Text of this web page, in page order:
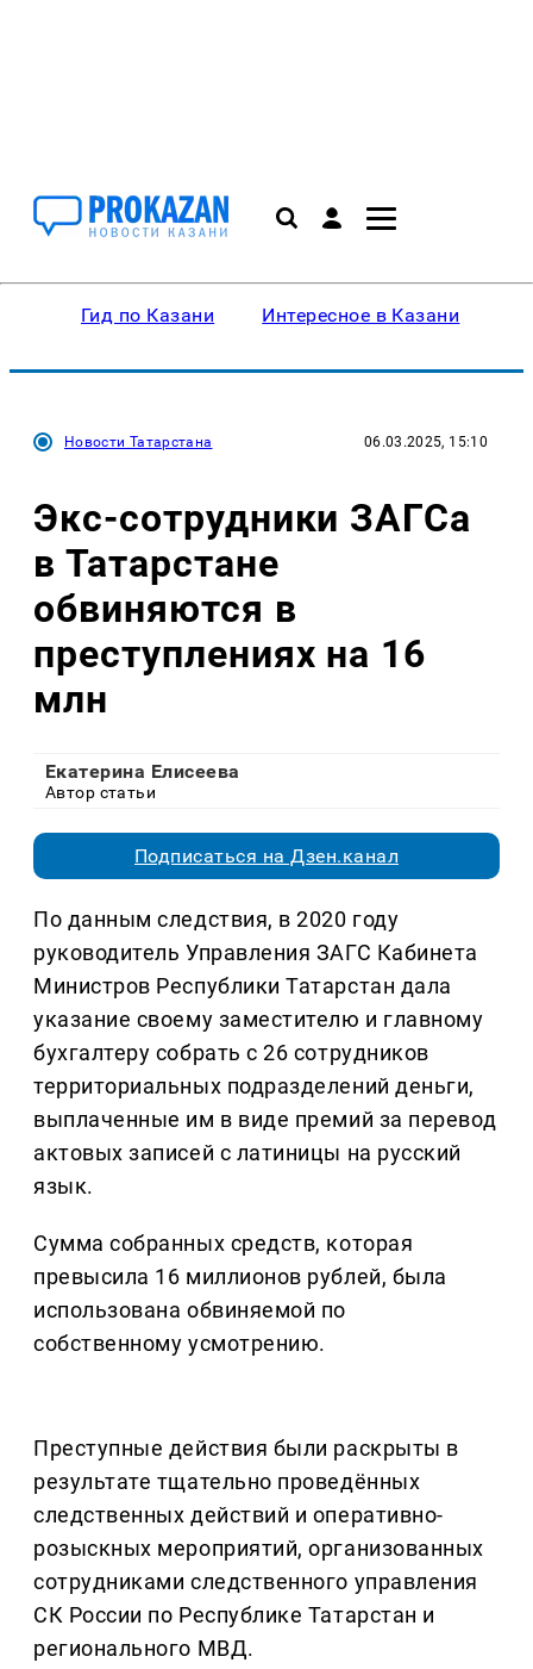
Гид по Казани Интересное в Казани
Новости Татарстана 06.03.2025, 15:10
Экс-сотрудники ЗАГСа
в Татарстане
обвиняются в
преступлениях на 16
млн
Екатерина Елисеева
Автор статьи
Подписаться на Дзен.канал
По данным следствия, в 2020 году
руководитель Управления ЗАГС Кабинета
Министров Республики Татарстан дала
указание своему заместителю и главному
бухгалтеру собрать с 26 сотрудников
территориальных подразделений деньги,
выплаченные им в виде премий за перевод
актовых записей с латиницы на русский
язык.
Сумма собранных средств, которая
превысила 16 миллионов рублей, была
использована обвиняемой по
собственному усмотрению.
Преступные действия были раскрыты в
результате тщательно проведённых
следственных действий и оперативно-
розыскных мероприятий, организованных
сотрудниками следственного управления
СК России по Республике Татарстан и
регионального МВД.